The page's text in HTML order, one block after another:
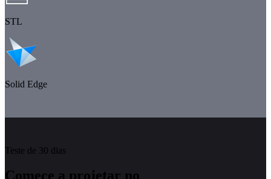
STL
Solid Edge
Teste de 30 dias
Comece a projetar no